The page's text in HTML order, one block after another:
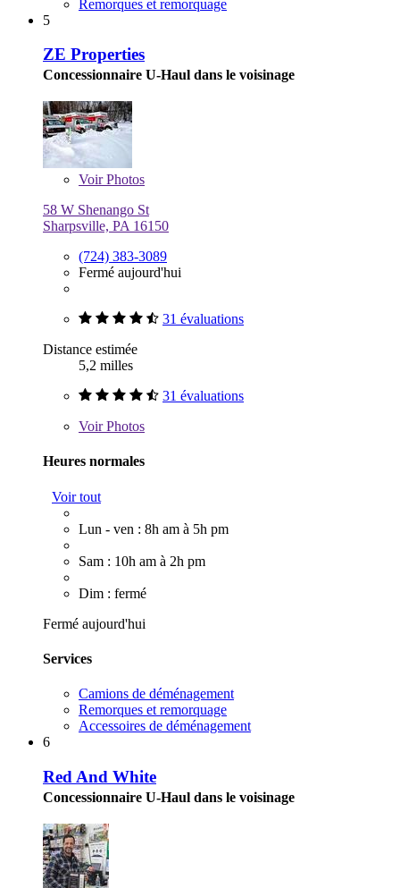
Remorques et remorquage
5
ZE Properties
Concessionnaire U-Haul dans le voisinage
VoirPhotos
58 W Shenango St
Sharpsville, PA 16150
(724) 383-3089
Fermé aujourd'hui
31 évaluations
Distance estimée
5,2 milles
31 évaluations
VoirPhotos
Heures normales
Voir tout
Lun - ven : 8h am à 5h pm
Sam : 10h am à 2h pm
Dim : fermé
Fermé aujourd'hui
Services
Camions de déménagement
Remorques et remorquage
Accessoires de déménagement
6
Red And White
Concessionnaire U-Haul dans le voisinage